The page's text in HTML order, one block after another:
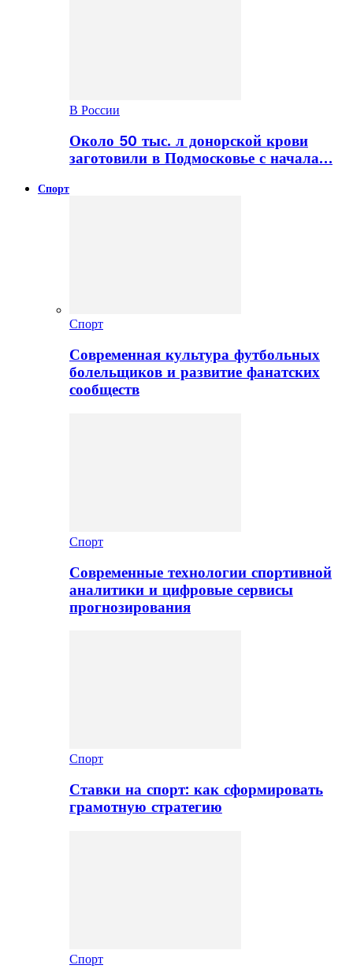
В России
Около 50 тыс. л донорской крови
заготовили в Подмосковье с начала…
Спорт
Спорт
Современная культура футбольных
болельщиков и развитие фанатских
сообществ
Спорт
Современные технологии спортивной
аналитики и цифровые сервисы
прогнозирования
Спорт
Ставки на спорт: как сформировать
грамотную стратегию
Спорт